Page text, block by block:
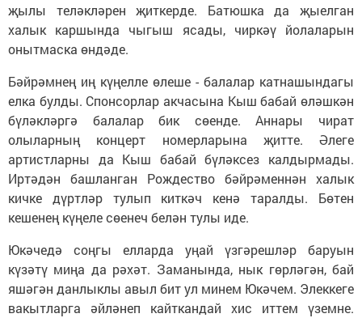
җылы теләкләрен җиткерде. Батюшка да җыелган
халык каршында чыгыш ясады, чиркәү йолаларын
онытмаска өндәде.
Бәйрәмнең иң күңелле өлеше - балалар катнашындагы
елка булды. Спонсорлар акчасына Кыш бабай өләшкән
бүләкләргә балалар бик сөенде. Аннары чират
олыларның концерт номерларына җитте. Әлеге
артистларны да Кыш бабай бүләксез калдырмады.
Иртәдән башланган Рождество бәйрәменнән халык
кичке дүртләр тулып киткәч кенә таралды. Бөтен
кешенең күңеле сөенеч белән тулы иде.
Юкәчедә соңгы елларда уңай үзгәрешләр баруын
күзәтү миңа да рәхәт. Заманында, нык гөрләгән, бай
яшәгән данлыклы авыл бит ул минем Юкәчем. Элеккеге
вакытларга әйләнеп кайткандай хис иттем үземне.